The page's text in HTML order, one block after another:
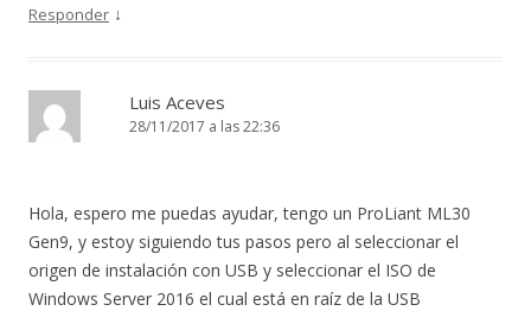
Responder ↓
Luis Aceves
28/11/2017 a las 22:36
Hola, espero me puedas ayudar, tengo un ProLiant ML30
Gen9, y estoy siguiendo tus pasos pero al seleccionar el
origen de instalación con USB y seleccionar el ISO de
Windows Server 2016 el cual está en raíz de la USB